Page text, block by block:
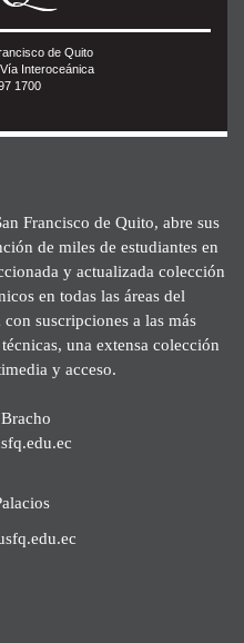
de Quito
Interoceánica
1700
Francisco de Quito, abre sus
de miles de estudiantes en
y actualizada colección
en todas las áreas del
suscripciones a las más
una extensa colección
y acceso.